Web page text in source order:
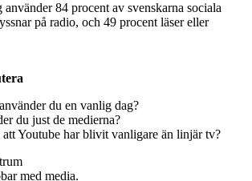
84 procent av svenskarna sociala
på radio, och 49 procent läser eller
du en vanlig dag?
du just de medierna?
Youtube har blivit vanligare än linjär tv?
med media.